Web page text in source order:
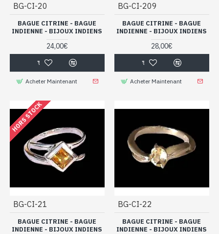
BG-CI-20
BAGUE CITRINE - BAGUE
INDIENNE - BIJOUX INDIENS
24,00€
Acheter Maintenant
BG-CI-209
BAGUE CITRINE - BAGUE
INDIENNE - BIJOUX INDIENS
28,00€
Acheter Maintenant
HORS STOCK
BG-CI-21
BAGUE CITRINE - BAGUE
INDIENNE - BIJOUX INDIENS
BG-CI-22
BAGUE CITRINE - BAGUE
INDIENNE - BIJOUX INDIENS